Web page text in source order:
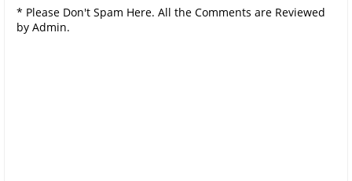
* Please Don't Spam Here. All the Comments are Reviewed
by Admin.